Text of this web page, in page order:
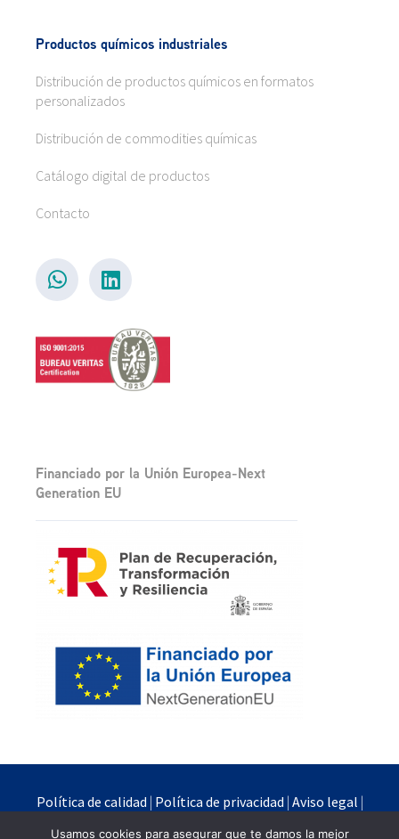
Productos químicos industriales
Distribución de productos químicos en formatos
personalizados
Distribución de commodities químicas
Catálogo digital de productos
Contacto
Financiado por la Unión Europea-Next
Generation EU
Política de calidad | Política de privacidad | Aviso legal |
Usamos cookies para asegurar que te damos la mejor